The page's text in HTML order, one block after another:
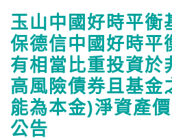
玉山中國好時平衡
保德信中國好時平
有相當比重投資於
高風險債券且基金
能為本金)淨資產
公告